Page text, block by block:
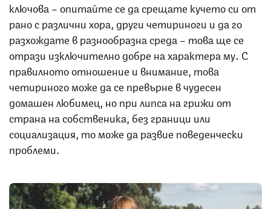
ключова – опитайте се да срещате кучето си от
рано с различни хора, други четириноги и да го
разхождате в разнообразна среда – това ще се
отрази изключително добре на характера му. С
правилното отношение и внимание, това
четириного може да се превърне в чудесен
домашен любимец, но при липса на грижи от
страна на собственика, без граници или
социализация, то може да развие поведенчески
проблеми.